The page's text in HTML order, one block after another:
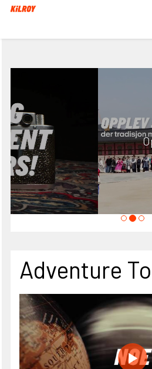
Opplev Sør-Korea
Adventure